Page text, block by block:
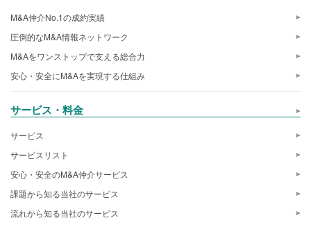
M&A仲介No.1の成約実績
圧倒的なM&A情報ネットワーク
M&Aをワンストップで支える総合力
安心・安全にM&Aを実現する仕組み
サービス・料金
サービス
サービスリスト
安心・安全のM&A仲介サービス
課題から知る当社のサービス
流れから知る当社のサービス